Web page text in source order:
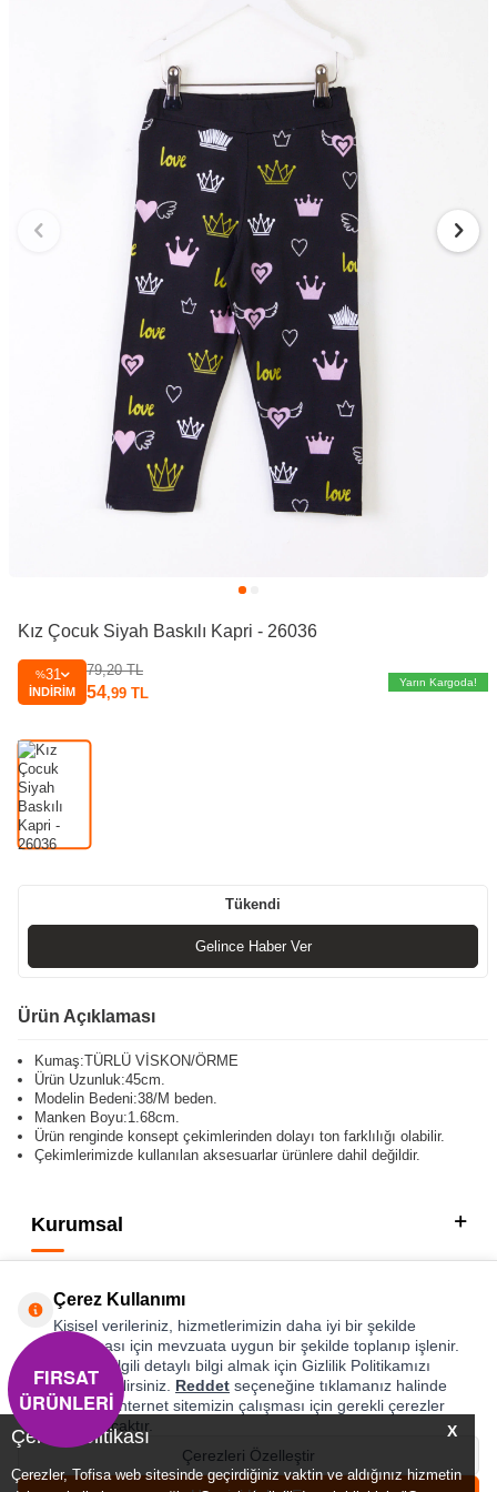
X
Çerez Politikası
Çerezler, Tofisa web sitesinde geçirdiğiniz vaktin ve aldığınız hizmetin
Kız Çocuk Siyah Baskılı Kapri - 26036
%31
İNDIRIM
79,20TL
54,99 TL
Yarın Kargoda!
Tükendi
Gelince Haber Ver
Ürün Açıklaması
Kumaş:TÜRLÜ VİSKON/ÖRME
Ürün Uzunluk:45cm.
Modelin Bedeni:38/M beden.
Manken Boyu:1.68cm.
Ürün renginde konsept çekimlerinden dolayı ton farklılığı olabilir.
Çekimlerimizde kullanılan aksesuarlar ürünlere dahil değildir.
Kurumsal
Hızlı Erişim
Sosyal
Adres & İletişim
Çerez Kullanımı
Kişisel verileriniz, hizmetlerimizin daha iyi bir şekilde
sunulması için mevzuata uygun bir şekilde toplanıp işlenir.
Konuyla ilgili detaylı bilgi almak için Gizlilik Politikamızı
inceleyebilirsiniz. Reddet seçeneğine tıklamanız halinde
yalnızca internet sitemizin çalışması için gerekli çerezler
kullanılacaktır.
Çerezleri Özelleştir
FIRSAT
ÜRÜNLERİ